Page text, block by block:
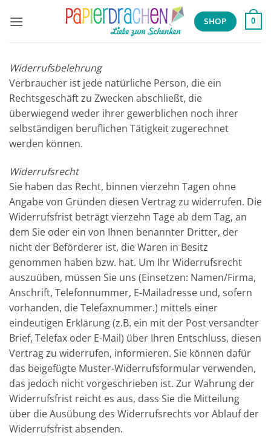
Inhalt
SHOP 0
Widerrufsbelehrung
Verbraucher ist jede natürliche Person, die ein
Rechtsgeschäft zu Zwecken abschließt, die
überwiegend weder ihrer gewerblichen noch ihrer
selbständigen beruflichen Tätigkeit zugerechnet
werden können.
Widerrufsrecht
Sie haben das Recht, binnen vierzehn Tagen ohne
Angabe von Gründen diesen Vertrag zu widerrufen. Die
Widerrufsfrist beträgt vierzehn Tage ab dem Tag, an
dem Sie oder ein von Ihnen benannter Dritter, der
nicht der Beförderer ist, die Waren in Besitz
genommen haben bzw. hat. Um Ihr Widerrufsrecht
auszuüben, müssen Sie uns (Einsetzen: Namen/Firma,
Anschrift, Telefonnummer, E-Mailadresse und, sofern
vorhanden, die Telefaxnummer.) mittels einer
eindeutigen Erklärung (z.B. ein mit der Post versandter
Brief, Telefax oder E-Mail) über Ihren Entschluss, diesen
Vertrag zu widerrufen, informieren. Sie können dafür
das beigefügte Muster-Widerrufsformular verwenden,
das jedoch nicht vorgeschrieben ist. Zur Wahrung der
Widerrufsfrist reicht es aus, dass Sie die Mitteilung
über die Ausübung des Widerrufsrechts vor Ablauf der
Widerrufsfrist absenden.